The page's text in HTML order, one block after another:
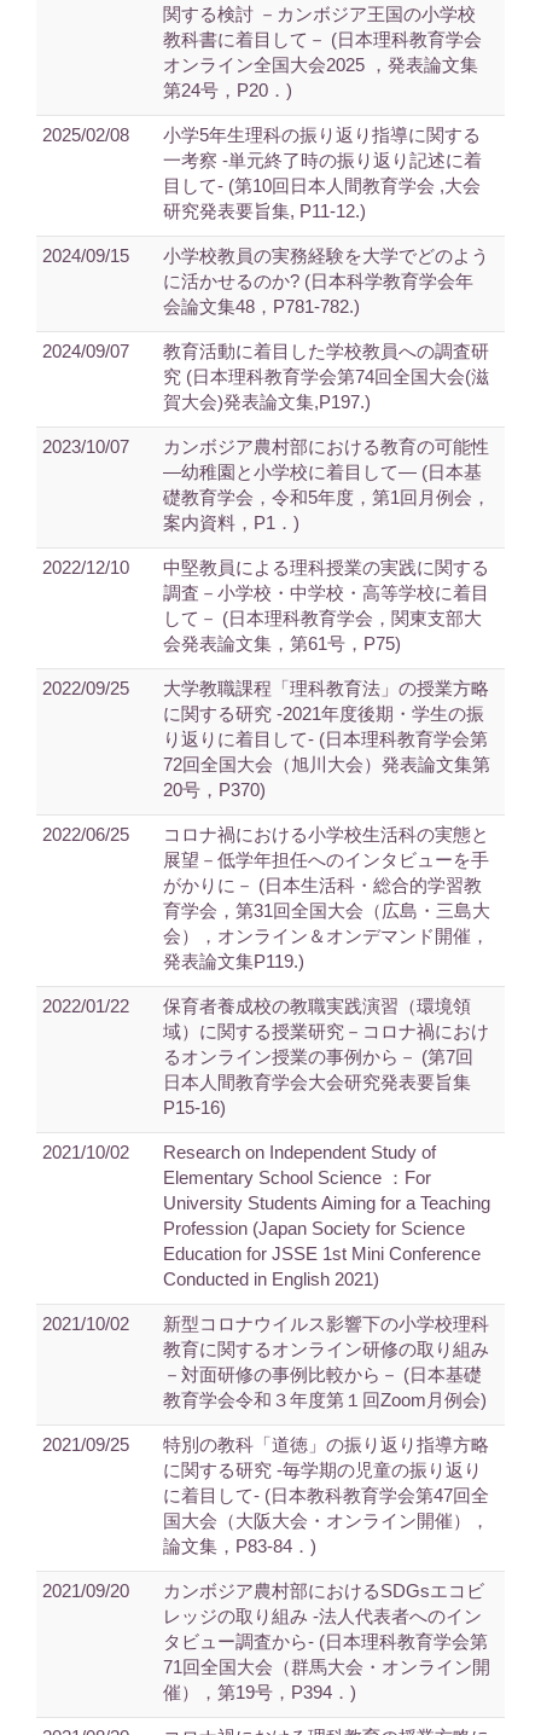
関する検討 －カンボジア王国の小学校
教科書に着目して－ (日本理科教育学会
オンライン全国大会2025 ，発表論文集
第24号，P20．)
2025/02/08
小学5年生理科の振り返り指導に関する
一考察 -単元終了時の振り返り記述に着
目して- (第10回日本人間教育学会 ,大会
研究発表要旨集, P11-12.)
2024/09/15
小学校教員の実務経験を大学でどのよう
に活かせるのか? (日本科学教育学会年
会論文集48，P781-782.)
2024/09/07
教育活動に着目した学校教員への調査研
究 (日本理科教育学会第74回全国大会(滋
賀大会)発表論文集,P197.)
2023/10/07
カンボジア農村部における教育の可能性
―幼稚園と小学校に着目して― (日本基
礎教育学会，令和5年度，第1回月例会，
案内資料，P1．)
2022/12/10
中堅教員による理科授業の実践に関する
調査－小学校・中学校・高等学校に着目
して－ (日本理科教育学会，関東支部大
会発表論文集，第61号，P75)
2022/09/25
大学教職課程「理科教育法」の授業方略
に関する研究 -2021年度後期・学生の振
り返りに着目して- (日本理科教育学会第
72回全国大会（旭川大会）発表論文集第
20号，P370)
2022/06/25
コロナ禍における小学校生活科の実態と
展望－低学年担任へのインタビューを手
がかりに－ (日本生活科・総合的学習教
育学会，第31回全国大会（広島・三島大
会），オンライン＆オンデマンド開催，
発表論文集P119.)
2022/01/22
保育者養成校の教職実践演習（環境領
域）に関する授業研究－コロナ禍におけ
るオンライン授業の事例から－ (第7回
日本人間教育学会大会研究発表要旨集
P15-16)
2021/10/02
Research on Independent Study of
Elementary School Science ：For
University Students Aiming for a Teaching
Profession (Japan Society for Science
Education for JSSE 1st Mini Conference
Conducted in English 2021)
2021/10/02
新型コロナウイルス影響下の小学校理科
教育に関するオンライン研修の取り組み
－対面研修の事例比較から－ (日本基礎
教育学会令和３年度第１回Zoom月例会)
2021/09/25
特別の教科「道徳」の振り返り指導方略
に関する研究 -毎学期の児童の振り返り
に着目して- (日本教科教育学会第47回全
国大会（大阪大会・オンライン開催），
論文集，P83-84．)
2021/09/20
カンボジア農村部におけるSDGsエコビ
レッジの取り組み -法人代表者へのイン
タビュー調査から- (日本理科教育学会第
71回全国大会（群馬大会・オンライン開
催），第19号，P394．)